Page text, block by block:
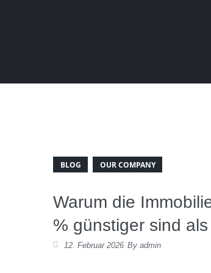
BLOG OUR COMPANY
Warum die
% günstiger sind
12. Februar 2026 By admin